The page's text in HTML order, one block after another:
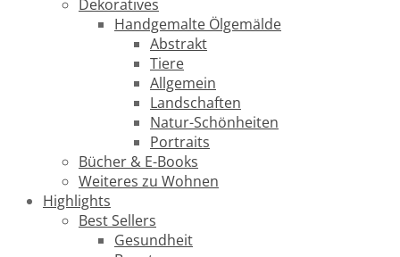
Dekoratives
Handgemalte Ölgemälde
Abstrakt
Tiere
Allgemein
Landschaften
Natur-Schönheiten
Portraits
Bücher & E-Books
Weiteres zu Wohnen
Highlights
Best Sellers
Gesundheit